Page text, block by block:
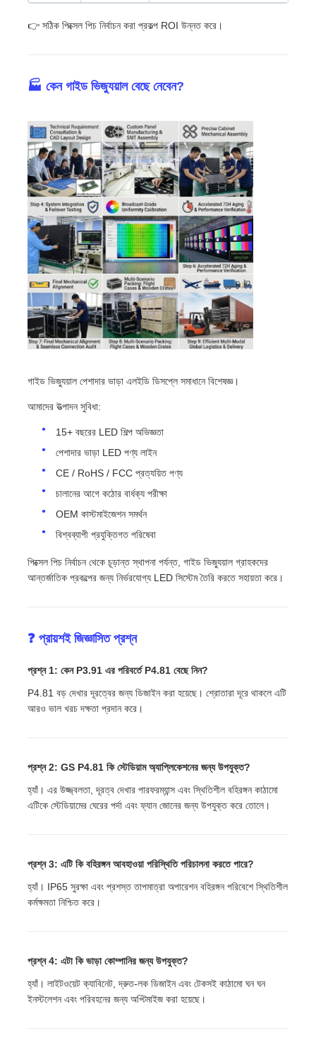
👉 সঠিক পিক্সেল পিচ নির্বাচন করা প্রকল্প ROI উন্নত করে।
🏭 কেন গাইড ভিজ্যুয়াল বেছে নেবেন?
গাইড ভিজ্যুয়াল পেশাদার ভাড়া এলইডি ডিসপ্লে সমাধানে বিশেষজ্ঞ।
আমাদের উত্পাদন সুবিধা:
15+ বছরের LED শিল্প অভিজ্ঞতা
পেশাদার ভাড়া LED পণ্য লাইন
CE / RoHS / FCC প্রত্যয়িত পণ্য
চালানের আগে কঠোর বার্ধক্য পরীক্ষা
OEM কাস্টমাইজেশন সমর্থন
বিশ্বব্যাপী প্রযুক্তিগত পরিষেবা
পিক্সেল পিচ নির্বাচন থেকে চূড়ান্ত স্থাপনা পর্যন্ত, গাইড ভিজ্যুয়াল গ্রাহকদের
আন্তর্জাতিক প্রকল্পের জন্য নির্ভরযোগ্য LED সিস্টেম তৈরি করতে সহায়তা করে।
❓ প্রায়শই জিজ্ঞাসিত প্রশ্ন
প্রশ্ন 1: কেন P3.91 এর পরিবর্তে P4.81 বেছে নিন?
P4.81 বড় দেখার দূরত্বের জন্য ডিজাইন করা হয়েছে। শ্রোতারা দূরে থাকলে এটি
আরও ভাল খরচ দক্ষতা প্রদান করে।
প্রশ্ন 2: GS P4.81 কি স্টেডিয়াম অ্যাপ্লিকেশনের জন্য উপযুক্ত?
হ্যাঁ। এর উজ্জ্বলতা, দূরত্ব দেখার পারফরম্যান্স এবং স্থিতিশীল বহিরঙ্গন কাঠামো
এটিকে স্টেডিয়ামের ঘেরের পর্দা এবং ফ্যান জোনের জন্য উপযুক্ত করে তোলে।
প্রশ্ন 3: এটি কি বহিরঙ্গন আবহাওয়া পরিস্থিতি পরিচালনা করতে পারে?
হ্যাঁ। IP65 সুরক্ষা এবং প্রশস্ত তাপমাত্রা অপারেশন বহিরঙ্গন পরিবেশে স্থিতিশীল
কর্মক্ষমতা নিশ্চিত করে।
প্রশ্ন 4: এটা কি ভাড়া কোম্পানির জন্য উপযুক্ত?
হ্যাঁ। লাইটওয়েট ক্যাবিনেট, দ্রুত-লক ডিজাইন এবং টেকসই কাঠামো ঘন ঘন
ইনস্টলেশন এবং পরিবহনের জন্য অপ্টিমাইজ করা হয়েছে।